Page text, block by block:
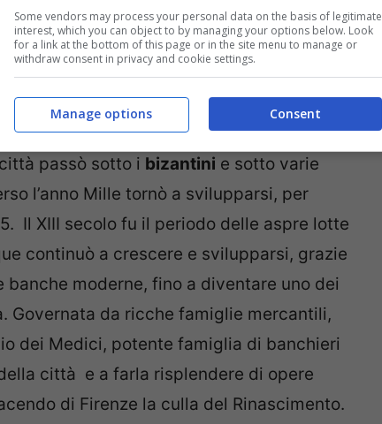
, in latino, per la sua fertilità. Nel 59 a. C.
nome in Faesule e la pianura di
città di Firenze fu poi collegata a
passò sotto i bizantini e sotto varie
l’anno Mille tornò a svilupparsi, per
Il XIII secolo fu il periodo delle aspre lotte
continuò a crescere e svilupparsi, grazie
moderne, fino a diventare uno dei
Governata da ricche famiglie mercantili,
dei Medici, potente famiglia di banchieri
città e a farla risplendere di opere
di Firenze la culla del Rinascimento.
Some vendors may process your personal data on the basis of legitimate
interest, which you can object to by managing your options below. Look
for a link at the bottom of this page or in the site menu to manage or
withdraw consent in privacy and cookie settings.
Consent
Manage options